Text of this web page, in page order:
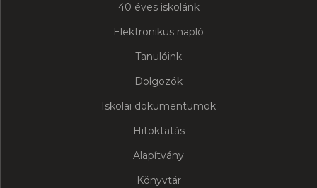
40 éves iskolánk
Elektronikus napló
Tanulóink
Dolgozók
Iskolai dokumentumok
Hitoktatás
Alapítvány
Könyvtár